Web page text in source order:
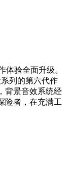
体验全面升级。
列的第六代作
背景音效系统经
险者，在充满工